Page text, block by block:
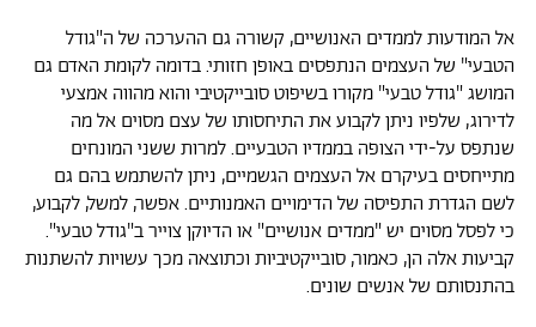
אל המודעות לממדים האנושיים, קשורה גם ההערכה של ה"גודל
הטבעי" של העצמים הנתפסים באופן חזותי. בדומה לקומת האדם גם
המושג "גודל טבעי" מקורו בשיפוט סובייקטיבי והוא מהווה אמצעי
לדירוג, שלפיו ניתן לקבוע את התיחסותו של עצם מסוים אל מה
שנתפס על-ידי הצופה בממדיו הטבעיים. למרות ששני המונחים
מתייחסים בעיקרם אל העצמים הגשמיים, ניתן להשתמש בהם גם
לשם הגדרת התפיסה של הדימויים האמנותיים. אפשר, למשל, לקבוע,
כי לפסל מסוים יש "ממדים אנושיים" או הדיוקן צוייר ב"גודל טבעי".
קביעות אלה הן, כאמור, סובייקטיביות וכתוצאה מכך עשויות להשתנות
בהתנסותם של אנשים שונים.